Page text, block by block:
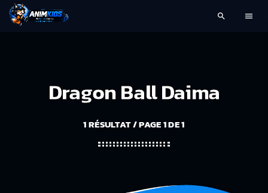
search menu
Dragon Ball Daima
1 RÉSULTAT / PAGE 1 DE 1